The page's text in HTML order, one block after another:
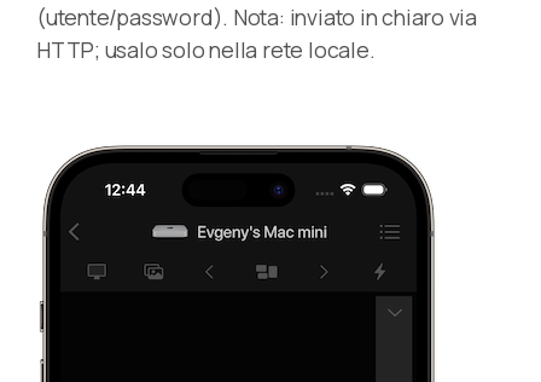
(utente/password). Nota: inviato in chiaro via
HTTP; usalo solo nella rete locale.